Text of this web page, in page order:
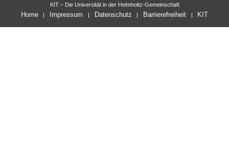
KIT – Die Universität in der Helmholtz-Gemeinschaft
Home Impressum Datenschutz Barrierefreiheit KIT